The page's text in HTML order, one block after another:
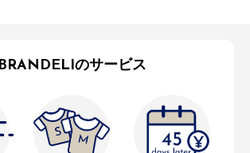
BRANDELIのサービス